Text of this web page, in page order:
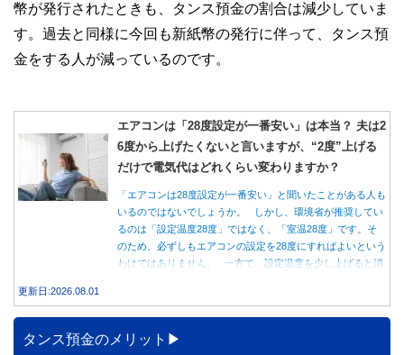
幣が発行されたときも、タンス預金の割合は減少していま
す。過去と同様に今回も新紙幣の発行に伴って、タンス預
金をする人が減っているのです。
エアコンは「28度設定が一番安い」は本当？ 夫は2
6度から上げたくないと言いますが、“2度”上げる
だけで電気代はどれくらい変わりますか？
「エアコンは28度設定が一番安い」と聞いたことがある人も
いるのではないでしょうか。 しかし、環境省が推奨してい
るのは「設定温度28度」ではなく、「室温28度」です。そ
のため、必ずしもエアコンの設定を28度にすればよいという
わけではありません。 一方で、設定温度を少し上げると消
データをもとに、節約効果の目安と快適に過ごすためのポイ
ントを分かりやすく解説します。
更新日:2026.08.01
タンス預金のメリット